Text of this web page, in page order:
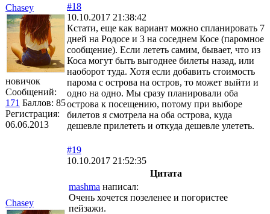
Chasey
новичок
Сообщений:
171 Баллов: 85
Регистрация:
06.06.2013
#18
10.10.2017 21:38:42
Кстати, еще как вариант можно спланировать 7
дней на Родосе и 3 на соседнем Косе (паромное
сообщение). Если лететь самим, бывает, что из
Коса могут быть выгоднее билеты назад, или
наоборот туда. Хотя если добавить стоимость
парома с острова на остров, то может выйти и
одно на одно. Мы сразу планировали оба
острова к посещению, потому при выборе
билетов я смотрела на оба острова, куда
дешевле прилететь и откуда дешевле улететь.
Chasey
#19
10.10.2017 21:52:35
Цитата
mashma написал:
Очень хочется позеленее и погористее
пейзажи.